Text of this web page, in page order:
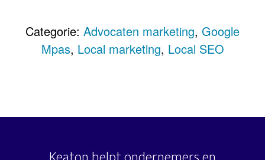
Categorie: Advocaten marketing, Google
Mpas, Local marketing, Local SEO